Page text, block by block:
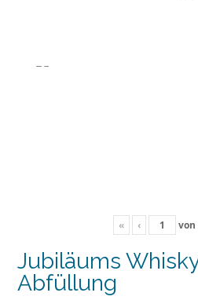
« ‹ von
Jubiläums
Abfüllung